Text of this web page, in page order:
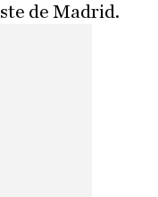
de Madrid.